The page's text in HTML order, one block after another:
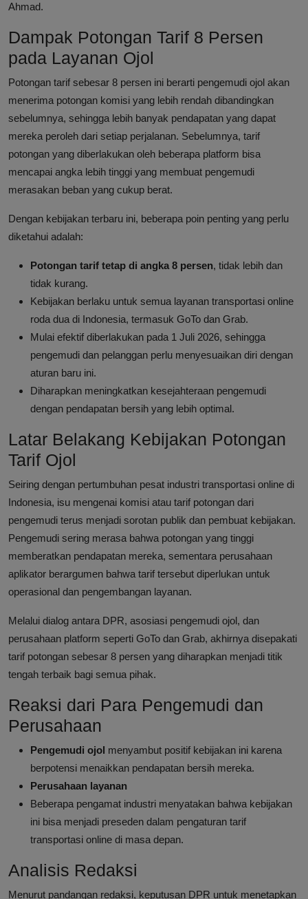
Ahmad.
Dampak Potongan Tarif 8 Persen
pada Layanan Ojol
Potongan tarif sebesar 8 persen ini berarti pengemudi ojol akan
menerima potongan komisi yang lebih rendah dibandingkan
sebelumnya, sehingga lebih banyak pendapatan yang dapat
mereka peroleh dari setiap perjalanan. Sebelumnya, tarif
potongan yang diberlakukan oleh beberapa platform bisa
mencapai angka lebih tinggi yang membuat pengemudi
merasakan beban yang cukup berat.
Dengan kebijakan terbaru ini, beberapa poin penting yang perlu
diketahui adalah:
Potongan tarif tetap di angka 8 persen, tidak lebih dan
tidak kurang.
Kebijakan berlaku untuk semua layanan transportasi online
roda dua di Indonesia, termasuk GoTo dan Grab.
Mulai efektif diberlakukan pada 1 Juli 2026, sehingga
pengemudi dan pelanggan perlu menyesuaikan diri dengan
aturan baru ini.
Diharapkan meningkatkan kesejahteraan pengemudi
dengan pendapatan bersih yang lebih optimal.
Latar Belakang Kebijakan Potongan
Tarif Ojol
Seiring dengan pertumbuhan pesat industri transportasi online di
Indonesia, isu mengenai komisi atau tarif potongan dari
pengemudi terus menjadi sorotan publik dan pembuat kebijakan.
Pengemudi sering merasa bahwa potongan yang tinggi
memberatkan pendapatan mereka, sementara perusahaan
aplikator berargumen bahwa tarif tersebut diperlukan untuk
operasional dan pengembangan layanan.
Melalui dialog antara DPR, asosiasi pengemudi ojol, dan
perusahaan platform seperti GoTo dan Grab, akhirnya disepakati
tarif potongan sebesar 8 persen yang diharapkan menjadi titik
tengah terbaik bagi semua pihak.
Reaksi dari Para Pengemudi dan
Perusahaan
Pengemudi ojol menyambut positif kebijakan ini karena
berpotensi menaikkan pendapatan bersih mereka.
Perusahaan layanan
Beberapa pengamat industri menyatakan bahwa kebijakan
ini bisa menjadi preseden dalam pengaturan tarif
transportasi online di masa depan.
Analisis Redaksi
Menurut pandangan redaksi, keputusan DPR untuk menetapkan